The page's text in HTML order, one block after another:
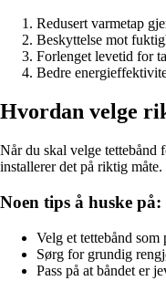
Redusert varmetap
Beskyttelse mot
Forlenget levetid for
Bedre
Hvordan velge
Når du skal velge tettebånd
installerer det på riktig måte.
Noen tips å huske på:
Velg et tettebånd som
Sørg for grundig
Pass på at båndet er